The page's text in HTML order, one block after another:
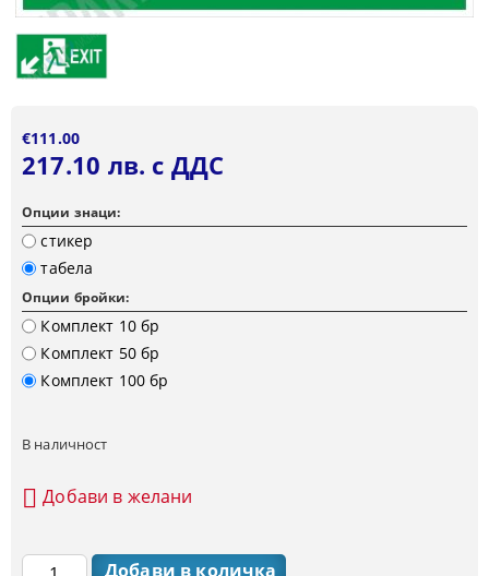
€111.00
217.10 лв. с ДДС
Опции знаци:
стикер
табела
Опции бройки:
Комплект 10 бр
Комплект 50 бр
Комплект 100 бр
В наличност
Добави в желани